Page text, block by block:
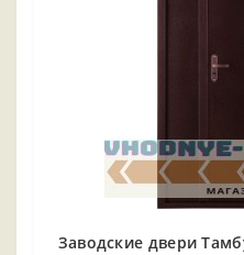
Заводские двери